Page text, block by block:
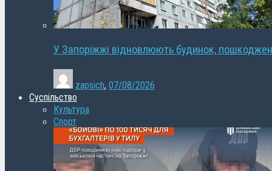
У Запоріжжі відновлюють будинок,
zapsich, 07/08/2026
Суспільство
Культура
Спорт